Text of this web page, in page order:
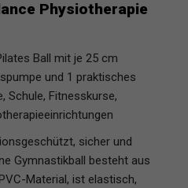
Physiotherapie
Ball mit je 25 cm
und 1 praktisches
Schule, Fitnesskurse,
sicher und
Gymnastikball besteht aus
Material, ist elastisch,